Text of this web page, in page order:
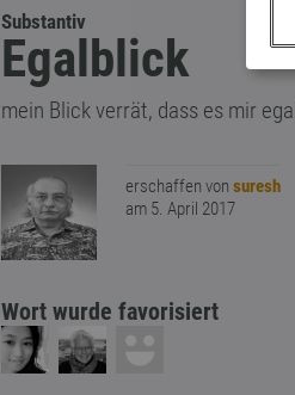
Substantiv
Egalblick
mein Blick verrät, dass es mir
erschaffen von suresh
am 5. April 2017
Wort wurde favorisiert